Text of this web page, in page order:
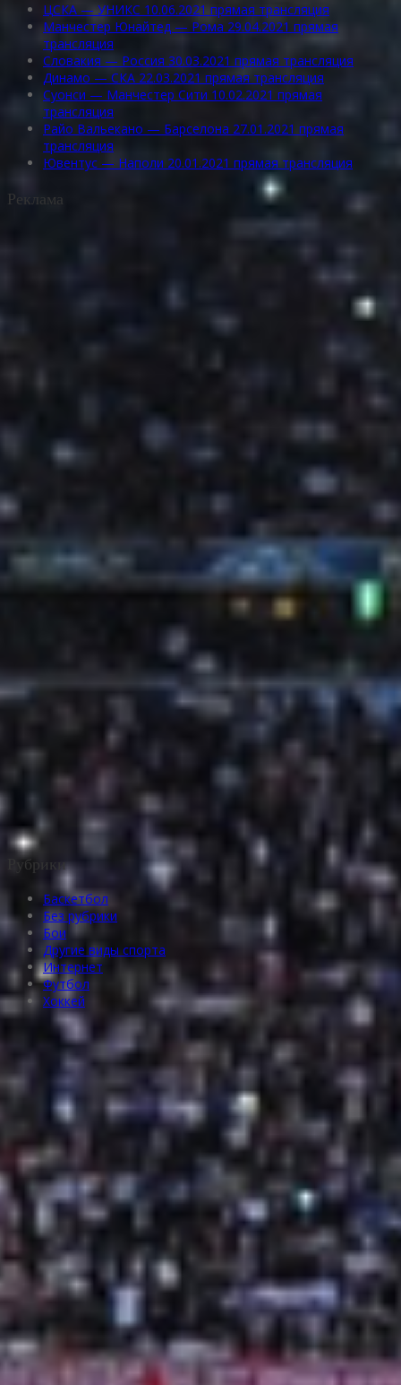
ЦСКА — УНИКС 10.06.2021 прямая трансляция
Манчестер Юнайтед — Рома 29.04.2021 прямая
трансляция
Словакия — Россия 30.03.2021 прямая трансляция
Динамо — СКА 22.03.2021 прямая трансляция
Суонси — Манчестер Сити 10.02.2021 прямая
трансляция
Райо Вальекано — Барселона 27.01.2021 прямая
трансляция
Ювентус — Наполи 20.01.2021 прямая трансляция
Реклама
Рубрики
Баскетбол
Без рубрики
Бои
Другие виды спорта
Интернет
Футбол
Хоккей